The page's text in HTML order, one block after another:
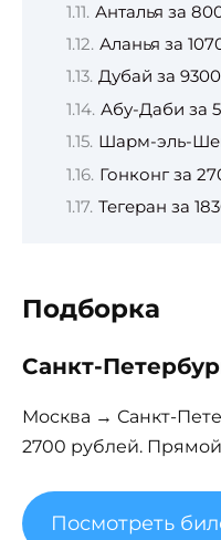
Анталья за
Аланья за
Дубай за
Абу-Даби за
Шарм-эль-
Гонконг за
Тегеран за
Подборка
Санкт-
Москва → Санкт-
2700 рублей.
Посмотреть